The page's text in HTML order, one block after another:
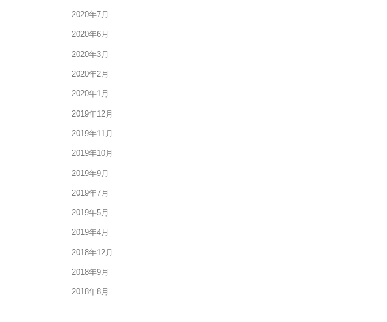
2020年7月
2020年6月
2020年3月
2020年2月
2020年1月
2019年12月
2019年11月
2019年10月
2019年9月
2019年7月
2019年5月
2019年4月
2018年12月
2018年9月
2018年8月